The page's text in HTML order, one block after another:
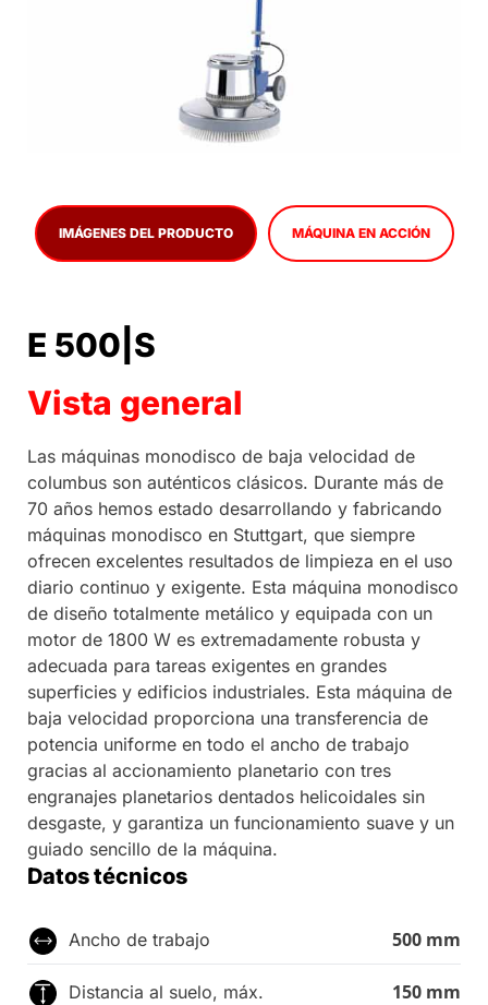
CONSULTA DE PRODUCTO
IMÁGENES DEL PRODUCTO MÁQUINA EN ACCIÓN
E 500|S
Vista general
Las máquinas monodisco de baja velocidad de
columbus son auténticos clásicos. Durante más de
70 años hemos estado desarrollando y fabricando
máquinas monodisco en Stuttgart, que siempre
ofrecen excelentes resultados de limpieza en el uso
diario continuo y exigente. Esta máquina monodisco
de diseño totalmente metálico y equipada con un
motor de 1800 W es extremadamente robusta y
adecuada para tareas exigentes en grandes
superficies y edificios industriales. Esta máquina de
baja velocidad proporciona una transferencia de
potencia uniforme en todo el ancho de trabajo
gracias al accionamiento planetario con tres
engranajes planetarios dentados helicoidales sin
desgaste, y garantiza un funcionamiento suave y un
guiado sencillo de la máquina.
Datos técnicos
Ancho de trabajo 500 mm
Distancia al suelo, máx. 150 mm